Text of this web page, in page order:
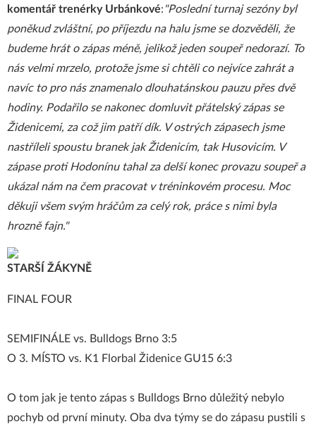
komentář trenérky Urbánkové: "Poslední turnaj sezóny byl
poněkud zvláštní, po příjezdu na halu jsme se dozvěděli, že
budeme hrát o zápas méně, jelikož jeden soupeř nedorazí. To
nás velmi mrzelo, protože jsme si chtěli co nejvíce zahrát a
navíc to pro nás znamenalo dlouhatánskou pauzu přes dvě
hodiny. Podařilo se nakonec domluvit přátelský zápas se
Židenicemi, za což jim patří dík. V ostrých zápasech jsme
nastříleli spoustu branek jak Židenicím, tak Husovicím. V
zápase proti Hodonínu tahal za delší konec provazu soupeř a
ukázal nám na čem pracovat v tréninkovém procesu. Moc
děkuji všem svým hráčům za celý rok, práce s nimi byla
hrozně fajn."
STARŠÍ ŽÁKYNĚ
FINAL FOUR
SEMIFINÁLE vs. Bulldogs Brno 3:5
O 3. MÍSTO vs. K1 Florbal Židenice GU15 6:3
O tom jak je tento zápas s Bulldogs Brno důležitý nebylo
pochyb od první minuty. Oba dva týmy se do zápasu pustili s